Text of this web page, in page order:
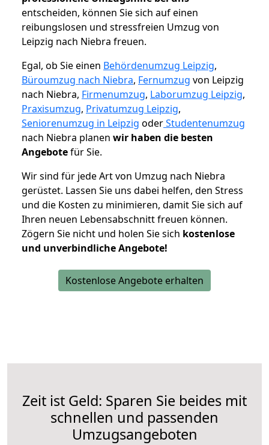
entscheiden, können Sie sich auf einen
reibungslosen und stressfreien Umzug von
Leipzig nach Niebra freuen.
Egal, ob Sie einen Behördenumzug Leipzig,
Büroumzug nach Niebra, Fernumzug von Leipzig
nach Niebra, Firmenumzug, Laborumzug Leipzig,
Praxisumzug, Privatumzug Leipzig,
Seniorenumzug in Leipzig oderStudentenumzug
nach Niebra planen wir haben die besten
Angebotefür Sie.
Wir sind für jede Art von Umzug nach Niebra
gerüstet. Lassen Sie uns dabei helfen, den Stress
und die Kosten zu minimieren, damit Sie sich auf
Ihren neuen Lebensabschnitt freuen können.
Zögern Sie nicht und holen Sie sich kostenlose
und unverbindliche Angebote!
Kostenlose Angebote erhalten
Zeit ist Geld: Sparen Sie beides mit
schnellen und passenden
Umzugsangeboten